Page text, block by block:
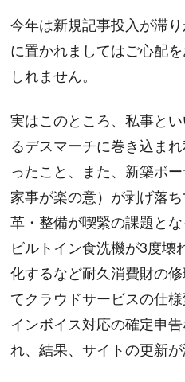
今年は新規記事投入が滞
に置かれましてはご心配
しれません。
実はこのところ、私事と
るデスマーチに巻き込ま
ったこと、また、新築ボ
家事が楽の意）が剥げ落
革・整備が喫緊の課題と
ビルトイン食洗機が3度壊
化するなど耐久消費財の
てクラウドサービスの仕
インボイス対応の確定申
れ、結果、サイトの更新が